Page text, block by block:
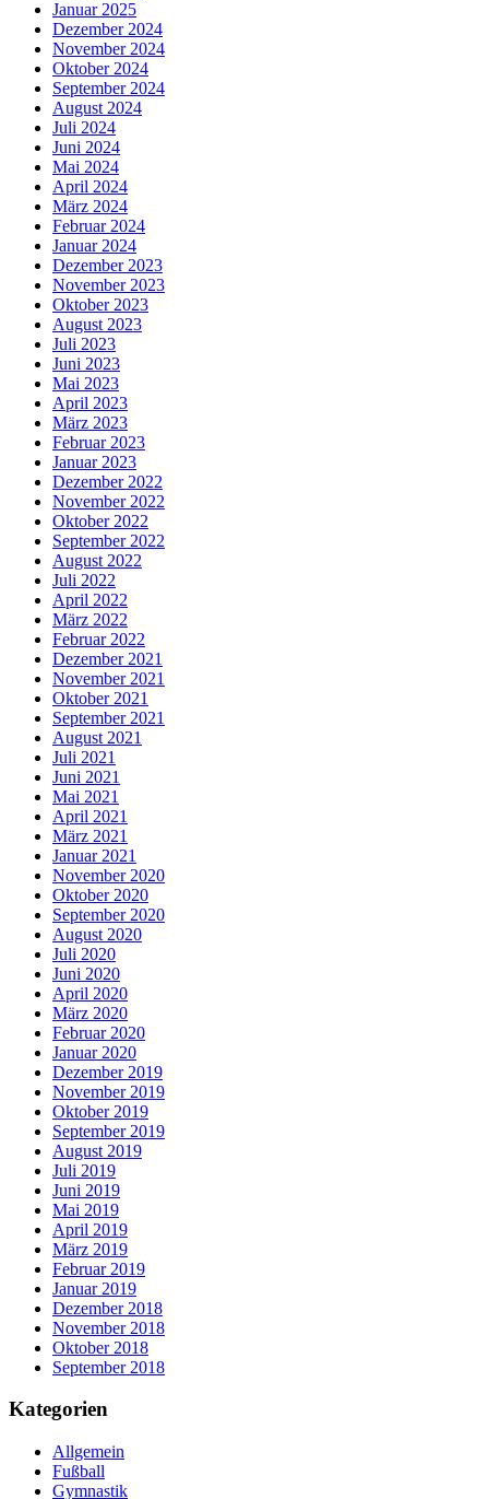
Januar 2025
Dezember 2024
November 2024
Oktober 2024
September 2024
August 2024
Juli 2024
Juni 2024
Mai 2024
April 2024
März 2024
Februar 2024
Januar 2024
Dezember 2023
November 2023
Oktober 2023
August 2023
Juli 2023
Juni 2023
Mai 2023
April 2023
März 2023
Februar 2023
Januar 2023
Dezember 2022
November 2022
Oktober 2022
September 2022
August 2022
Juli 2022
April 2022
März 2022
Februar 2022
Dezember 2021
November 2021
Oktober 2021
September 2021
August 2021
Juli 2021
Juni 2021
Mai 2021
April 2021
März 2021
Januar 2021
November 2020
Oktober 2020
September 2020
August 2020
Juli 2020
Juni 2020
April 2020
März 2020
Februar 2020
Januar 2020
Dezember 2019
November 2019
Oktober 2019
September 2019
August 2019
Juli 2019
Juni 2019
Mai 2019
April 2019
März 2019
Februar 2019
Januar 2019
Dezember 2018
November 2018
Oktober 2018
September 2018
Kategorien
Allgemein
Fußball
Gymnastik